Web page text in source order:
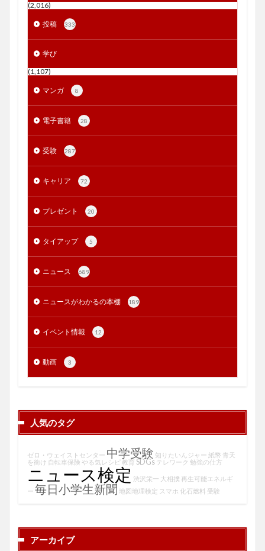
(2,016)
投稿 333
学び
(1,107)
マンガ 8
電子書籍 28
受験 287
キャリア 72
プレゼント 20
タイアップ 5
ニュース 689
ニュースがわかるの本棚 189
イベント情報 12
動画 3
人気のタグ
ゼロ・ウェイストセンター 中学受験 知りたいんジャー 紙幣 青天
を衝け 自転車保険 やる気レシピ 教育 SDGs テレワーク 勉強の仕方
ニュース検定 渋沢栄一 大相撲 再生可能エネルギ
ー 毎日小学生新聞 地図地理検定 スマホ 化石燃料 受験
アーカイブ